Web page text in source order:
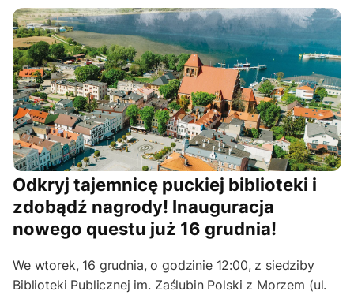
Odkryj tajemnicę puckiej biblioteki i
zdobądź nagrody! Inauguracja
nowego questu już 16 grudnia!
We wtorek, 16 grudnia, o godzinie 12:00, z siedziby
Biblioteki Publicznej im. Zaślubin Polski z Morzem (ul.